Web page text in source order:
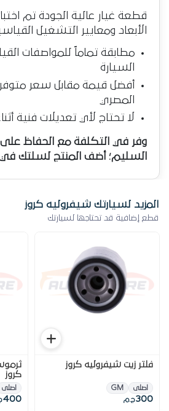
قطعة غيار عالية الجودة تم
الأبعاد ومعايير التشغيل
مطابقة تماماً للمواصفات
السيارة
أفضل قيمة مقابل سعر
المصري
لا تحتاج لأي تعديلات فنية
وفر في التكلفة مع الحفاظ
السليم؛ أضف المنتج لسلتك في
المزيد لسيارتك شيفروليه كروز
قطع إضافية قد تحتاجها لسيارتك
فلتر زيت شيفروليه كروز
اصلى GM
300ج.م
كروز
اصلى
400